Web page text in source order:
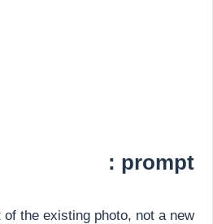
prompt :
the existing photo, not a new